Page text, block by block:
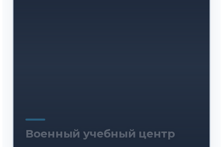
Военный учебный центр